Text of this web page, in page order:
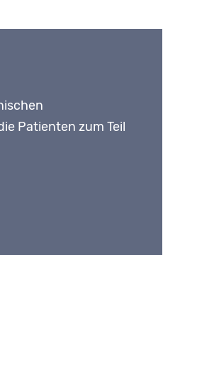
Patienten zum Teil